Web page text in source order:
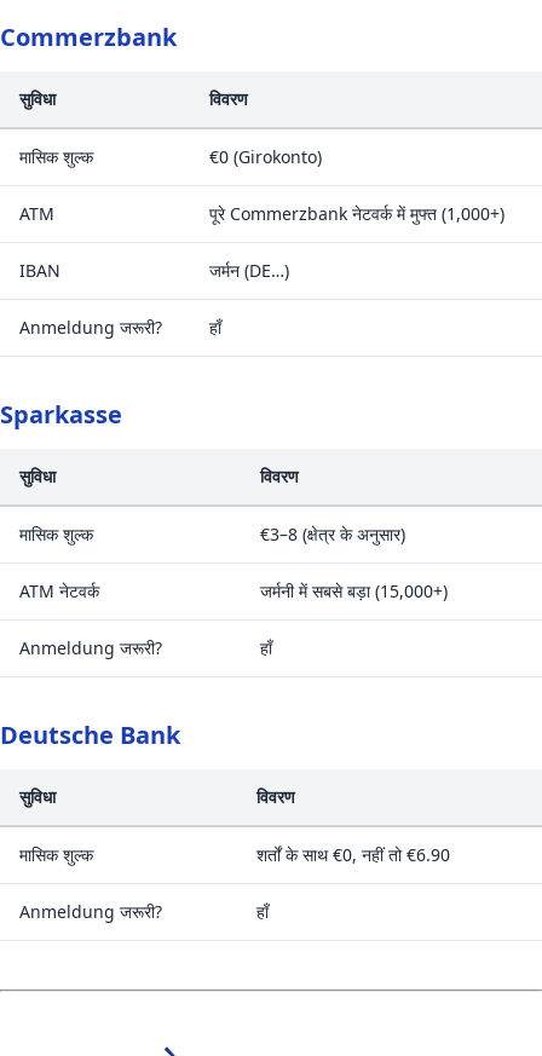
Commerzbank
सुविधा विवरण
मासिक शुल्क €0 (Girokonto)
ATM पूरे Commerzbank नेटवर्क में मुफ्त (1,000+)
IBAN जर्मन (DE…)
Anmeldung जरूरी? हाँ
Sparkasse
सुविधा विवरण
मासिक शुल्क €3–8 (क्षेत्र के अनुसार)
ATM नेटवर्क जर्मनी में सबसे बड़ा (15,000+)
Anmeldung जरूरी? हाँ
Deutsche Bank
सुविधा विवरण
मासिक शुल्क शर्तों के साथ €0, नहीं तो €6.90
Anmeldung जरूरी? हाँ